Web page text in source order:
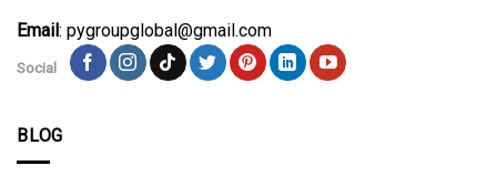
Email: pygroupglobal@gmail.com
Social
BLOG